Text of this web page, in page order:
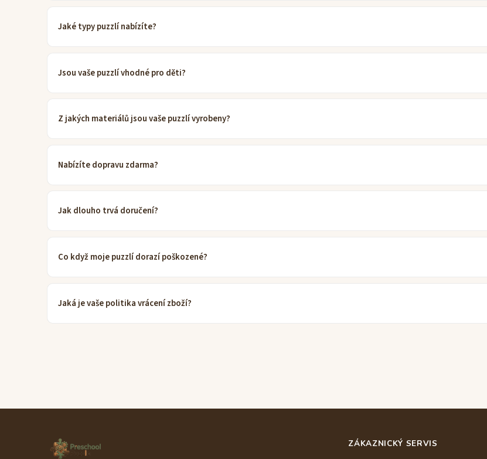
Jaké typy puzzlí nabízíte?
Jsou vaše puzzlí vhodné pro děti?
Z jakých materiálů jsou vaše puzzlí vyrobeny?
Nabízíte dopravu zdarma?
Jak dlouho trvá doručení?
Co když moje puzzlí dorazí poškozené?
Jaká je vaše politika vrácení zboží?
ZÁKAZNICKÝ SERVIS